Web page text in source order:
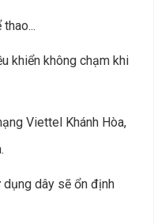
khiển không chạm khi
Viettel Khánh Hòa,
dây sẽ ổn định